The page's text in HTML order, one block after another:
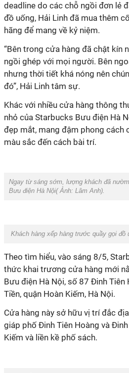
deadline do các chỗ ngồi đơn lẻ
đồ uống, Hải Linh đã mua thêm
hãng để mang về kỷ niệm.
“Bên trong cửa hàng đã chật kín
ngồi ghép với mọi người. Bên
nhưng thời tiết khá nóng nên
đó”, Hải Linh tâm sự.
Khác với nhiều cửa hàng thông
nhỏ của Starbucks Bưu điện Hà
đẹp mắt, mang đậm phong cách
màu sắc đến cách bài trí.
Ngay từ sáng sớm, lượng khách đã
Bưu điện Hà Nội( Ảnh: Lâm Anh).
Khách hàng xếp hàng trước quầy gọi đồ
Theo tìm hiểu, vào sáng 8/5,
thức khai trương cửa hàng mới
Bưu điện Hà Nội, số 87 Đinh Tiên
Tiền, quận Hoàn Kiếm, Hà Nội.
Cửa hàng này sở hữu vị trí đắc
giáp phố Đinh Tiên Hoàng và
Kiếm và liền kề phố sách.